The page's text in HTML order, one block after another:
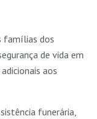
famílias dos
de vida em
aos
funerária,